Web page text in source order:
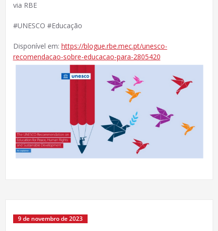
via RBE
#UNESCO #Educação
Disponível em: https://blogue.rbe.mec.pt/unesco-
recomendacao-sobre-educacao-para-2805420
9 de novembro de 2023